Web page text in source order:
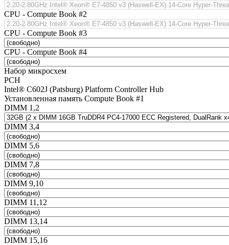
CPU - Compute Book #2
CPU - Compute Book #3
CPU - Compute Book #4
Набор микросхем
PCH
Intel® C602J (Patsburg) Platform Controller Hub
Установленная память Compute Book #1
DIMM 1,2
DIMM 3,4
DIMM 5,6
DIMM 7,8
DIMM 9,10
DIMM 11,12
DIMM 13,14
DIMM 15,16